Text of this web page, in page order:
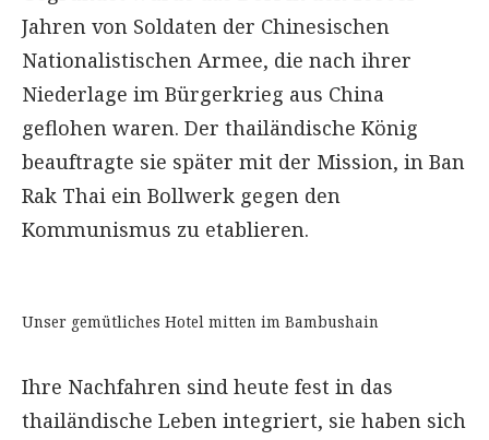
Jahren von Soldaten der Chinesischen
Nationalistischen Armee, die nach ihrer
Niederlage im Bürgerkrieg aus China
geflohen waren. Der thailändische König
beauftragte sie später mit der Mission, in Ban
Rak Thai ein Bollwerk gegen den
Kommunismus zu etablieren.
Unser gemütliches Hotel mitten im Bambushain
Ihre Nachfahren sind heute fest in das
thailändische Leben integriert, sie haben sich